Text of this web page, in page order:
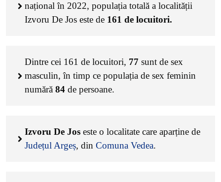
național în 2022, populația totală a localității
Izvoru De Jos este de 161 de locuitori.
Dintre cei 161 de locuitori, 77 sunt de sex
masculin, în timp ce populația de sex feminin
numără 84 de persoane.
Izvoru De Jos este o localitate care aparține de
Județul Argeș, din Comuna Vedea.